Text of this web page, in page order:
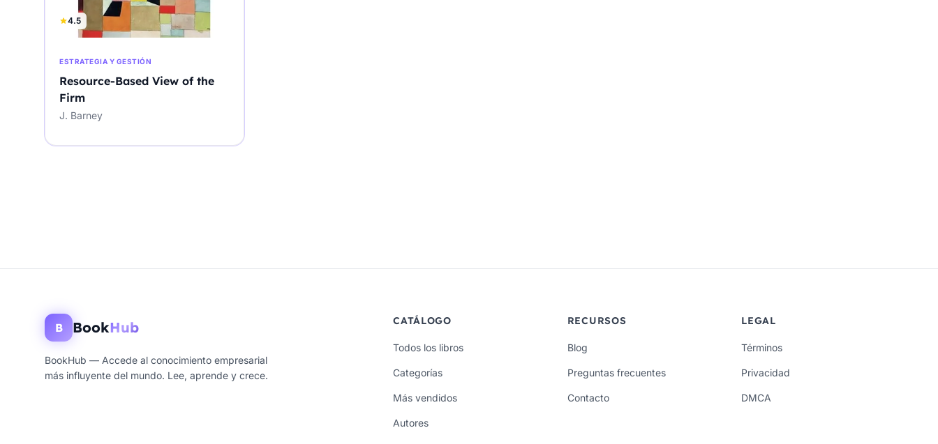
4.5
ESTRATEGIA Y GESTIÓN
Resource-Based View of the
Firm
J. Barney
B BookHub
BookHub — Accede al conocimiento empresarial
más influyente del mundo. Lee, aprende y crece.
CATÁLOGO
Todos los libros
Categorías
Más vendidos
Autores
RECURSOS
Blog
Preguntas frecuentes
Contacto
LEGAL
Términos
Privacidad
DMCA